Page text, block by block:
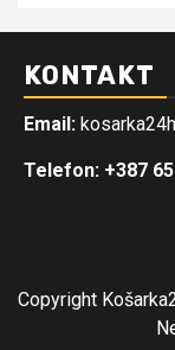
KONTAKT
Email:
Telefon: +387
Copyright